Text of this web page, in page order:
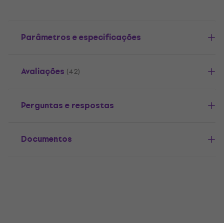
Parâmetros e especificações
Avaliações (42)
Perguntas e respostas
Documentos